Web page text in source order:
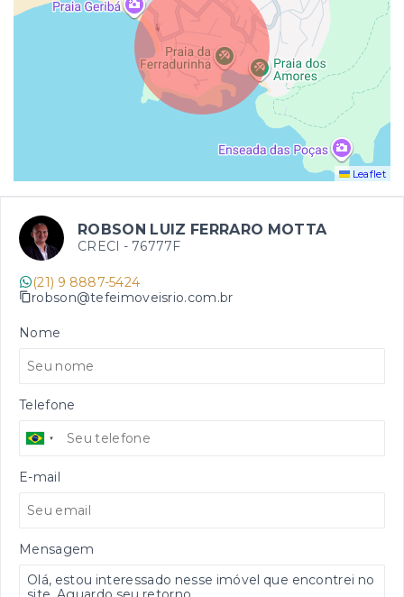
Leaflet
ROBSON LUIZ FERRARO MOTTA
CRECI - 76777F
(21) 9 8887-5424
robson@tefeimoveisrio.com.br
Nome
Telefone
E-mail
Mensagem